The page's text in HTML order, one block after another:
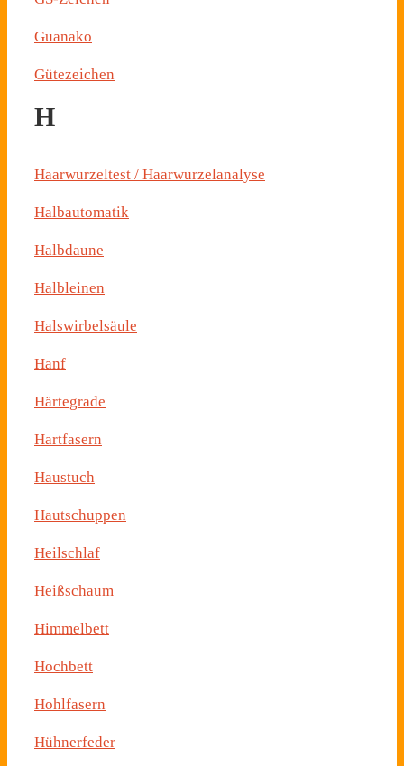
Guanako
Gütezeichen
H
Haarwurzeltest / Haarwurzelanalyse
Halbautomatik
Halbdaune
Halbleinen
Halswirbelsäule
Hanf
Härtegrade
Hartfasern
Haustuch
Hautschuppen
Heilschlaf
Heißschaum
Himmelbett
Hochbett
Hohlfasern
Hühnerfeder